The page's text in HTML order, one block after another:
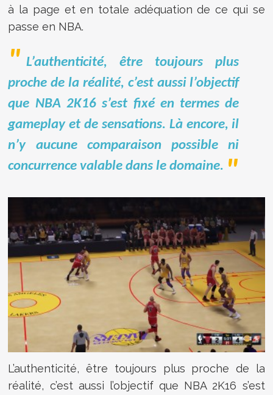
à la page et en totale adéquation de ce qui se
passe en NBA.
L’authenticité, être toujours plus
proche de la réalité, c’est aussi l’objectif
que NBA 2K16 s’est fixé en termes de
gameplay et de sensations. Là encore, il
n’y aucune comparaison possible ni
concurrence valable dans le domaine.
L’authenticité, être toujours plus proche de la
réalité, c’est aussi l’objectif que NBA 2K16 s’est